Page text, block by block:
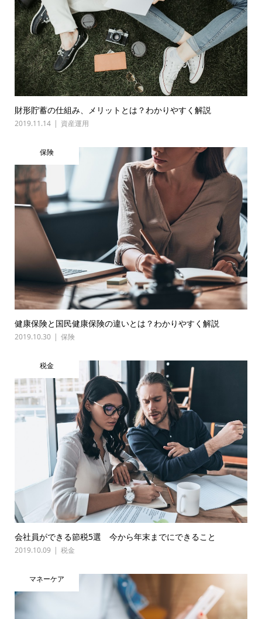
財形貯蓄の仕組み、メリットとは？わかりやすく解説
2019.11.14 資産運用
保険
健康保険と国民健康保険の違いとは？わかりやすく解説
2019.10.30 保険
税金
会社員ができる節税5選 今から年末までにできること
2019.10.09 税金
マネーケア